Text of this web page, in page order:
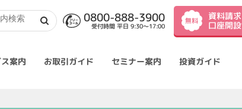
0800-888-3900
受付時間 平日 9:30～17:00
無料 資料請求
口座開設
案内 お取引ガイド セミナー案内 投資ガイド